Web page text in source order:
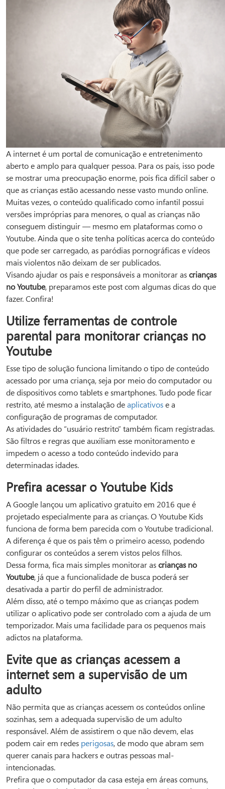
A internet é um portal de comunicação e entretenimento
aberto e amplo para qualquer pessoa. Para os pais, isso pode
se mostrar uma preocupação enorme, pois fica difícil saber o
que as crianças estão acessando nesse vasto mundo online.
Muitas vezes, o conteúdo qualificado como infantil possui
versões impróprias para menores, o qual as crianças não
conseguem distinguir — mesmo em plataformas como o
Youtube. Ainda que o site tenha políticas acerca do conteúdo
que pode ser carregado, as paródias pornográficas e vídeos
mais violentos não deixam de ser publicados.
Visando ajudar os pais e responsáveis a monitorar ascrianças
no Youtube, preparamos este post com algumas dicas do que
fazer. Confira!
Utilize ferramentas de controle
parental para monitorar crianças no
Youtube
Esse tipo de solução funciona limitando o tipo de conteúdo
acessado por uma criança, seja por meio do computador ou
de dispositivos como tablets e smartphones. Tudo pode ficar
restrito, até mesmo a instalação deaplicativose a
configuração de programas de computador.
As atividades do “usuário restrito” também ficam registradas.
São filtros e regras que auxiliam esse monitoramento e
impedem o acesso a todo conteúdo indevido para
determinadas idades.
Prefira acessar o Youtube Kids
A Google lançou um aplicativo gratuito em 2016 que é
projetado especialmente para as crianças. O Youtube Kids
funciona de forma bem parecida com o Youtube tradicional.
A diferença é que os pais têm o primeiro acesso, podendo
configurar os conteúdos a serem vistos pelos filhos.
Dessa forma, fica mais simples monitorar ascrianças no
Youtube, já que a funcionalidade de busca poderá ser
desativada a partir do perfil de administrador.
Além disso, até o tempo máximo que as crianças podem
utilizar o aplicativo pode ser controlado com a ajuda de um
temporizador. Mais uma facilidade para os pequenos mais
adictos na plataforma.
Evite que as crianças acessem a
internet sem a supervisão de um
adulto
Não permita que as crianças acessem os conteúdos online
sozinhas, sem a adequada supervisão de um adulto
responsável. Além de assistirem o que não devem, elas
podem cair em redes perigosas, de modo que abram sem
querer canais para hackers e outras pessoas mal-
intencionadas.
Prefira que o computador da casa esteja em áreas comuns,